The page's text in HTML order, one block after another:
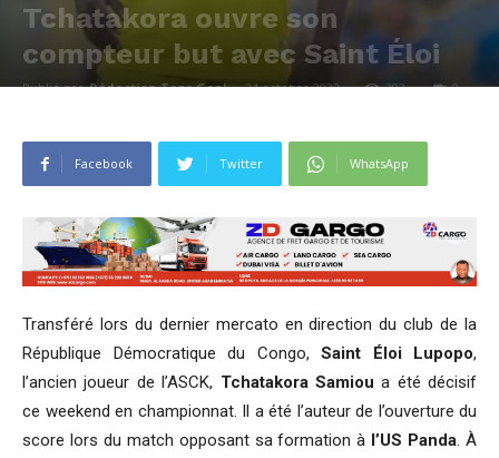
Tchatakora ouvre son
compteur but avec Saint Éloi
Publié par Rédaction Togo Goal - 24 octobre 2022 383 0
Facebook Twitter WhatsApp
Transféré lors du dernier mercato en direction du club de la
République Démocratique du Congo, Saint Éloi Lupopo,
l’ancien joueur de l’ASCK, Tchatakora Samiou a été décisif
ce weekend en championnat. Il a été l’auteur de l’ouverture du
score lors du match opposant sa formation à l’US Panda. À